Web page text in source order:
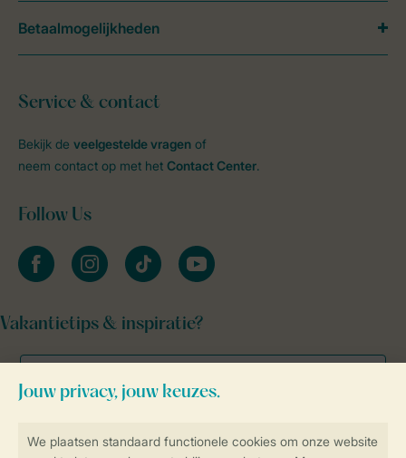
Service & contact
Bekijk de veelgestelde vragen of
neem contact op met het Contact Center.
Follow Us
facebookinstagramtiktok youtube
Vakantietips & inspiratie?
Betaalmogelijkheden